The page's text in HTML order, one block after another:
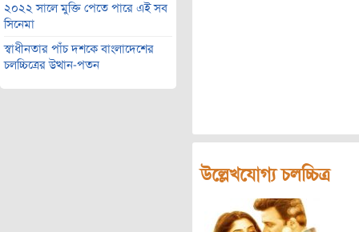
২০২২ সালে মুক্তি পেতে পারে এই সব
সিনেমা
স্বাধীনতার পাঁচ দশকে বাংলাদেশের
চলচ্চিত্রের উত্থান-পতন
উল্লেখযোগ্য চলচ্চিত্র